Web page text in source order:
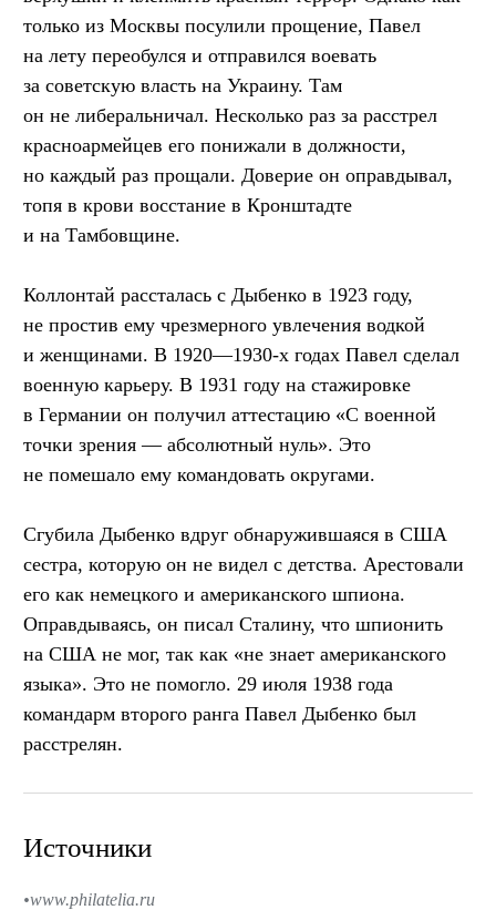
только из Москвы посулили прощение, Павел
на лету переобулся и отправился воевать
за советскую власть на Украину. Там
он не либеральничал. Несколько раз за расстрел
красноармейцев его понижали в должности,
но каждый раз прощали. Доверие он оправдывал,
топя в крови восстание в Кронштадте
и на Тамбовщине.
Коллонтай рассталась с Дыбенко в 1923 году,
не простив ему чрезмерного увлечения водкой
и женщинами. В 1920—1930-х годах Павел сделал
военную карьеру. В 1931 году на стажировке
в Германии он получил аттестацию «С военной
точки зрения — абсолютный нуль». Это
не помешало ему командовать округами.
Сгубила Дыбенко вдруг обнаружившаяся в США
сестра, которую он не видел с детства. Арестовали
его как немецкого и американского шпиона.
Оправдываясь, он писал Сталину, что шпионить
на США не мог, так как «не знает американского
языка». Это не помогло. 29 июля 1938 года
командарм второго ранга Павел Дыбенко был
расстрелян.
Источники
www.philatelia.ru